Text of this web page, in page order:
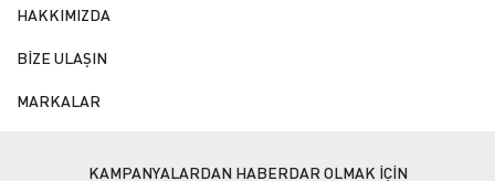
HAKKIMIZDA
BİZE ULAŞIN
MARKALAR
KAMPANYALARDAN HABERDAR OLMAK İÇİN